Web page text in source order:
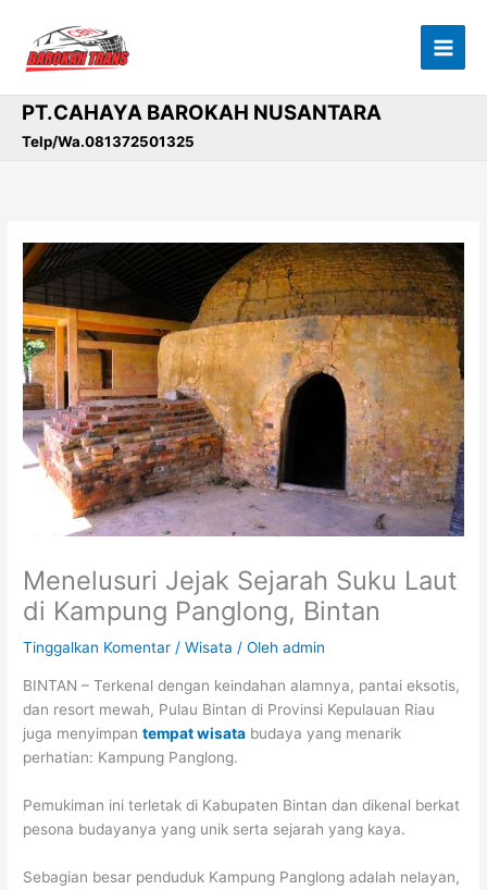
konten
PT.CAHAYA BAROKAH NUSANTARA
Telp/Wa.081372501325
Menelusuri Jejak Sejarah Suku Laut
di Kampung Panglong, Bintan
Tinggalkan Komentar /Wisata / Olehadmin
BINTAN – Terkenal dengan keindahan alamnya, pantai eksotis,
dan resort mewah, Pulau Bintan di Provinsi Kepulauan Riau
juga menyimpantempat wisata budaya yang menarik
perhatian: Kampung Panglong.
Pemukiman ini terletak di Kabupaten Bintan dan dikenal berkat
pesona budayanya yang unik serta sejarah yang kaya.
Sebagian besar penduduk Kampung Panglong adalah nelayan,